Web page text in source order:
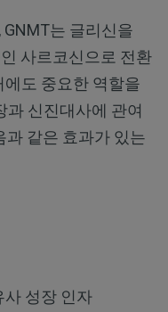
는 글리신을
사르코신으로 전환
도 중요한 역할을
과 신진대사에 관여
과 같은 효과가 있는
사 성장 인자